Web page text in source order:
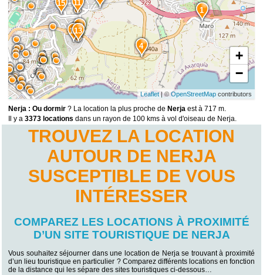
15
1413
12
11
4
1
+
−
Leaflet| ©OpenStreetMapcontributors
Nerja : Ou dormir ? La location la plus proche de Nerja est à 717 m.
Il y a3373 locations dans un rayon de 100 kms à vol d'oiseau de Nerja.
TROUVEZ LA LOCATION
AUTOUR DE NERJA
SUSCEPTIBLE DE VOUS
INTÉRESSER
COMPAREZ LES LOCATIONS À PROXIMITÉ
D’UN SITE TOURISTIQUE DE NERJA
Vous souhaitez séjourner dans une location de Nerja se trouvant à proximité
d’un lieu touristique en particulier ? Comparez différents locations en fonction
de la distance qui les sépare des sites touristiques ci-dessous…